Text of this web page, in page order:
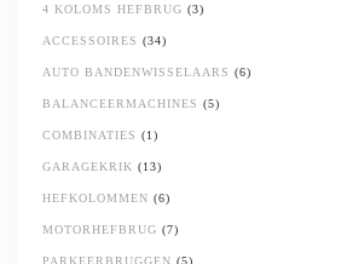
4 KOLOMS HEFBRUG (3)
ACCESSOIRES (34)
AUTO BANDENWISSELAARS (6)
BALANCEERMACHINES (5)
COMBINATIES (1)
GARAGEKRIK (13)
HEFKOLOMMEN (6)
MOTORHEFBRUG (7)
PARKEERBRUGGEN (5)